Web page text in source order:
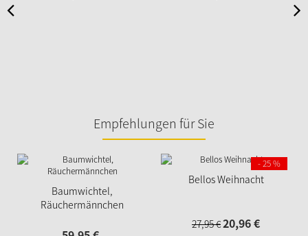
Empfehlungen für Sie
Baumwichtel,
Räuchermännchen
Bellos Weihnacht
27,95€20,96€
- 25 %